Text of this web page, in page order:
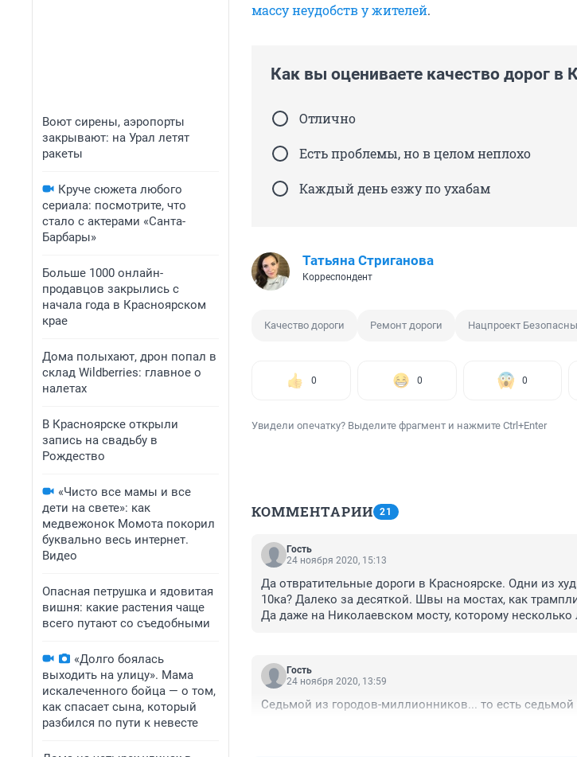
Воют сирены, аэропорты
закрывают: на Урал летят
ракеты
Круче сюжета любого
сериала: посмотрите, что
стало с актерами «Санта-
Барбары»
Больше 1000 онлайн-
продавцов закрылись с
начала года в Красноярском
крае
Дома полыхают, дрон попал в
склад Wildberries: главное о
налетах
В Красноярске открыли
запись на свадьбу в
Рождество
«Чисто все мамы и все
дети на свете»: как
медвежонок Момота покорил
буквально весь интернет.
Видео
Опасная петрушка и ядовитая
вишня: какие растения чаще
всего путают со съедобными
«Долго боялась
выходить на улицу». Мама
искалеченного бойца — о том,
как спасает сына, который
разбился по пути к невесте
массу неудобств у жителей.
Как вы оцениваете качество дорог в
Отлично
Есть проблемы, но в целом неплохо
Каждый день езжу по ухабам
Татьяна Стриганова
Корреспондент
Качество дороги Ремонт дороги Нацпроект
0 0 0
Увидели опечатку? Выделите фрагмент и нажмите Ctrl+Enter
КОММЕНТАРИИ 21
Гость
24 ноября 2020, 15:13
Да отвратительные дороги в Красноярске. Одни из
10ка? Далеко за десяткой. Швы на мостах, как
Да даже на Николаевском мосту, которому
косяков море наберется. А чем дальше от центра,
внимание стоит уделить бордюрчикам, от которых
ливневок. Вот например взять отремонтированные
непонятно!!!
Гость
24 ноября 2020, 13:59
Седьмой из городов-миллионников... то есть седьмой